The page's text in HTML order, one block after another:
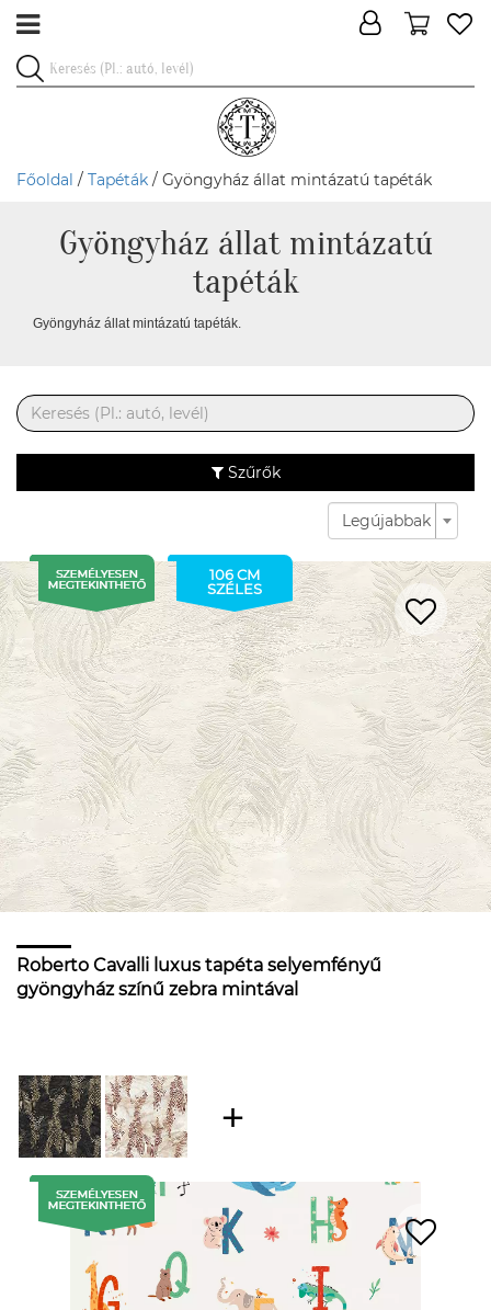
Főoldal / Tapéták / Gyöngyház állat mintázatú tapéták
Gyöngyház állat mintázatú
tapéták
Gyöngyház állat mintázatú tapéták.
Szűrők
Legújabbak
106 CM
SZÉLES
Roberto Cavalli luxus tapéta selyemfényű
gyöngyház színű zebra mintával